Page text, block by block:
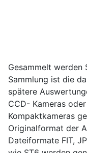
Gesammelt werden
Sammlung ist die
spätere
CCD- Kameras
Kompaktkameras
Originalformat der
Dateiformate FIT,